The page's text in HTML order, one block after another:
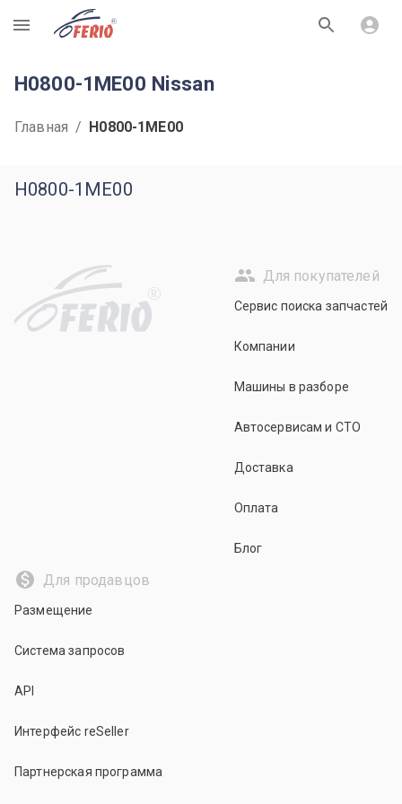
R
H0800-1ME00 Nissan
Главная / H0800-1ME00
H0800-1ME00
R
Для покупателей
Сервис поиска запчастей
Компании
Машины в разборе
Автосервисам и СТО
Доставка
Оплата
Блог
Для продавцов
Размещение
Система запросов
API
Интерфейс reSeller
Партнерская программа